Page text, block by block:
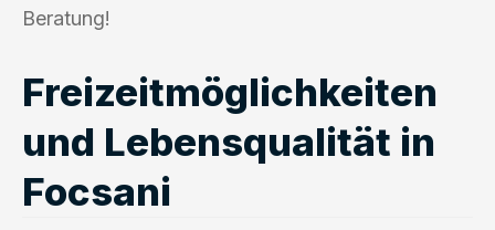
Beratung!
Freizeitmöglichkeiten
und Lebensqualität in
Focsani